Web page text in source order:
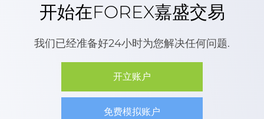
开始在FOREX嘉盛交易
我们已经准备好24小时为您解决任何问题.
开立账户
免费模拟账户